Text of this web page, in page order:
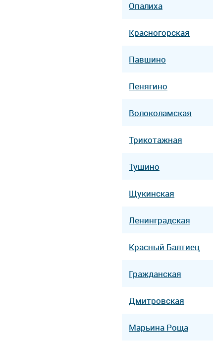
Опалиха
Красногорская
Павшино
Пенягино
Волоколамская
Трикотажная
Тушино
Щукинская
Ленинградская
Красный Балтиец
Гражданская
Дмитровская
Марьина Роща